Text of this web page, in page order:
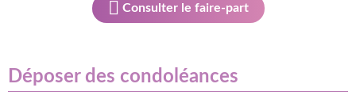
Consulter le faire-part
Déposer des condoléances